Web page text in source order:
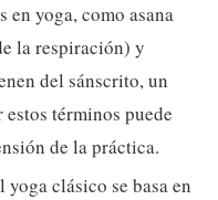
en yoga, como asana
la respiración) y
del sánscrito, un
términos puede
de la práctica.
yoga clásico se basa en